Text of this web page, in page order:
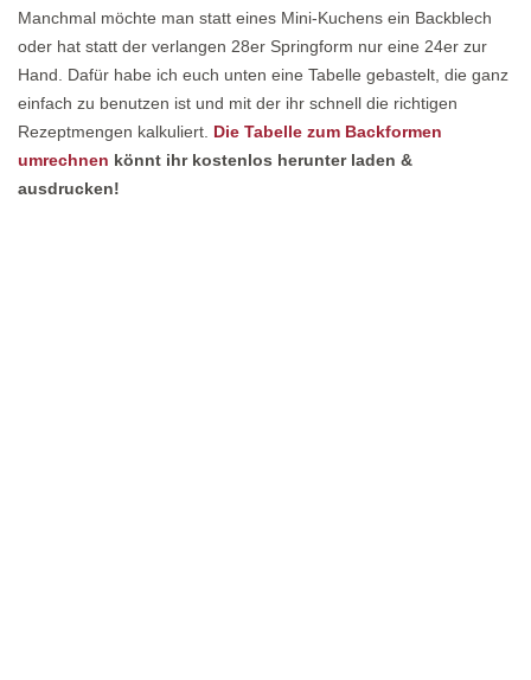
Manchmal möchte man statt eines Mini-Kuchens ein Backblech
oder hat statt der verlangen 28er Springform nur eine 24er zur
Hand. Dafür habe ich euch unten eine Tabelle gebastelt, die ganz
einfach zu benutzen ist und mit der ihr schnell die richtigen
Rezeptmengen kalkuliert. Die Tabelle zum Backformen
umrechnen könnt ihr kostenlos herunter laden &
ausdrucken!